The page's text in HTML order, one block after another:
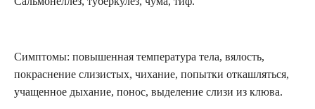
Симптомы: повышенная температура тела, вялость,
покраснение слизистых, чихание, попытки откашляться,
учащенное дыхание, понос, выделение слизи из клюва.